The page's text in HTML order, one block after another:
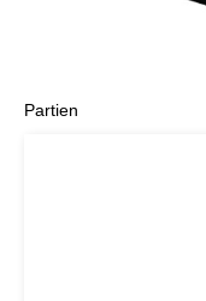
Partien